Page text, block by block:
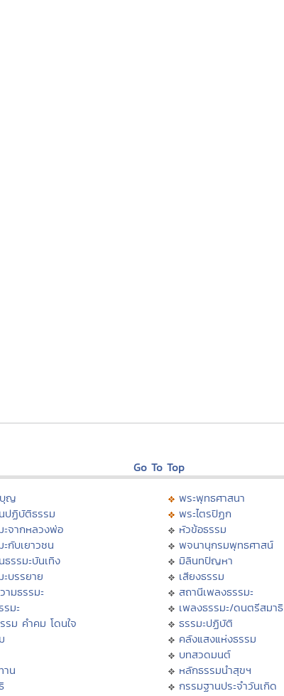
Go To Top
ญ
ปฏิบัติธรรม
ะจากหลวงพ่อ
ะกับเยาวชน
ธรรมะบันเทิง
ะบรรยาย
ามธรรมะ
รมะ
รม คำคม โดนใจ
น
พระพุทธศาสนา
พระไตรปิฏก
หัวข้อธรรม
พจนานุกรมพุทธศาสน์
มิลินทปัญหา
เสียงธรรม
สถานีเพลงธรรมะ
เพลงธรรมะ/ดนตรีสมาธิ
ธรรมะปฏิบัติ
คลังแสงแห่งธรรม
บทสวดมนต์
หลักธรรมนำสุขฯ
กรรมฐานประจำวันเกิด